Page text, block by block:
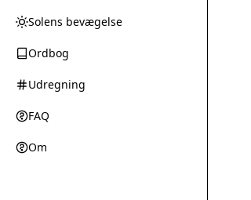
Solens bevægelse
Ordbog
Udregning
FAQ
Om